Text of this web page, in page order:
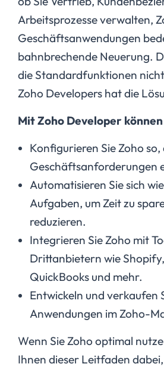
Arbeitsprozesse verwalten,
Geschäftsanwendungen
bahnbrechende Neuerung.
die Standardfunktionen
Zoho Developers hat die
Mit Zoho Developer können
Konfigurieren Sie Zoho so,
Geschäftsanforderungen
Automatisieren Sie sich
Aufgaben, um Zeit zu
reduzieren.
Integrieren Sie Zoho mit
Drittanbietern wie
QuickBooks und mehr.
Entwickeln und verkaufen
Anwendungen im Zoho-
Wenn Sie Zoho optimal
Ihnen dieser Leitfaden